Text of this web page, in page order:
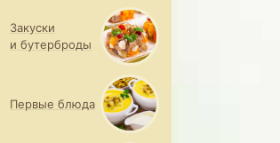
Закуски
и бутерброды
Первые блюда